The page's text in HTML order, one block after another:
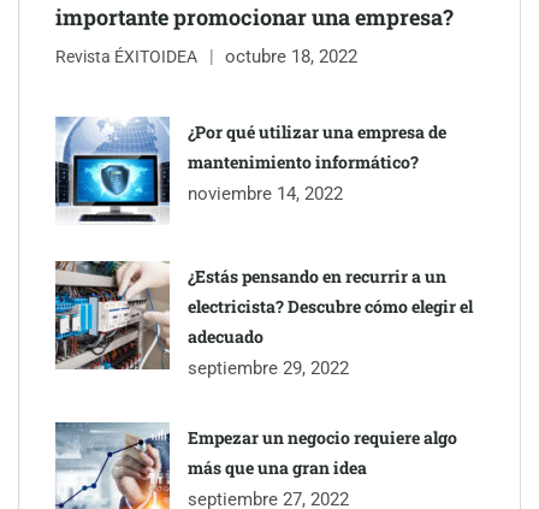
inmobiliarios: hasta 82% de ahorro por cobro
Gestoría Online reduce a unas horas el alta de autónomo
importante promocionar una empresa?
Revista ÉXITOIDEA octubre 18, 2022
¿Por qué utilizar una empresa de
mantenimiento informático?
noviembre 14, 2022
¿Estás pensando en recurrir a un
electricista? Descubre cómo elegir el
adecuado
septiembre 29, 2022
Empezar un negocio requiere algo
más que una gran idea
septiembre 27, 2022